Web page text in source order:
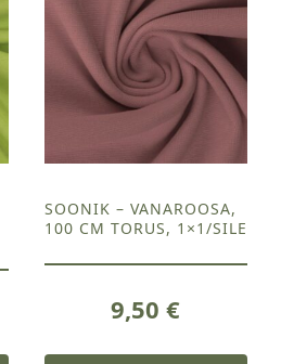
SOONIK – VANAROOSA,
100 CM TORUS, 1×1/SILE
9,50€